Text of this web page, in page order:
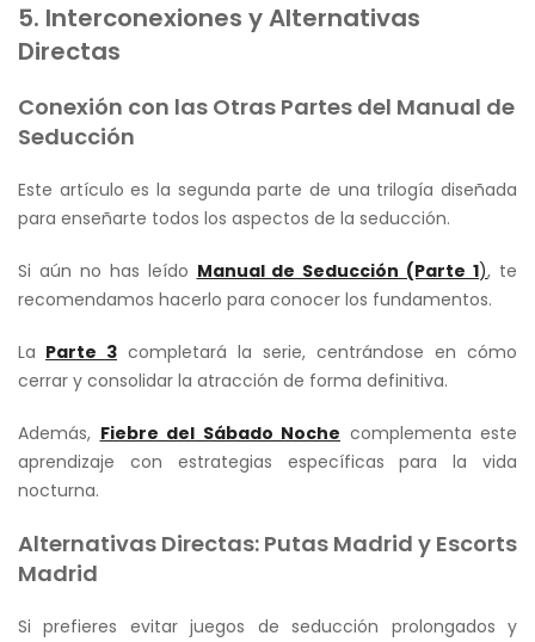
5. Interconexiones y Alternativas
Directas
Conexión con las Otras Partes del Manual de
Seducción
Este artículo es la segunda parte de una trilogía diseñada
para enseñarte todos los aspectos de la seducción.
Si aún no has leído Manual de Seducción (Parte 1), te
recomendamos hacerlo para conocer los fundamentos.
La Parte 3 completará la serie, centrándose en cómo
cerrar y consolidar la atracción de forma definitiva.
Además, Fiebre del Sábado Noche complementa este
aprendizaje con estrategias específicas para la vida
nocturna.
Alternativas Directas: Putas Madrid y Escorts
Madrid
Si prefieres evitar juegos de seducción prolongados y